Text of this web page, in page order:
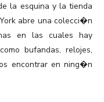
la esquina y la tienda
abre una colecci�n
en las cuales hay
bufandas, relojes,
encontrar en ning�n